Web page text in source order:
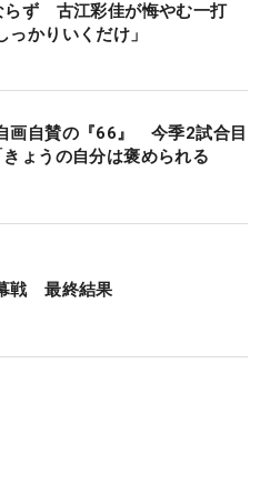
らず 古江彩佳が悔やむ一打
っかりいくだけ」
画自賛の『66』 今季2試合目
ょうの自分は褒められる
戦 最終結果